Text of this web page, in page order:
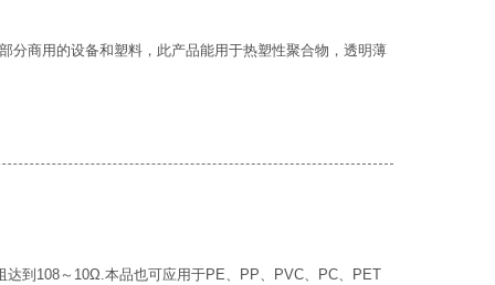
分商用的设备和塑料，此产品能用于热塑性聚合物，透明薄
到108～10Ω.本品也可应用于PE、PP、PVC、PC、PET